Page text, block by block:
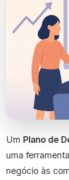
Um Plano de
uma
negócio às